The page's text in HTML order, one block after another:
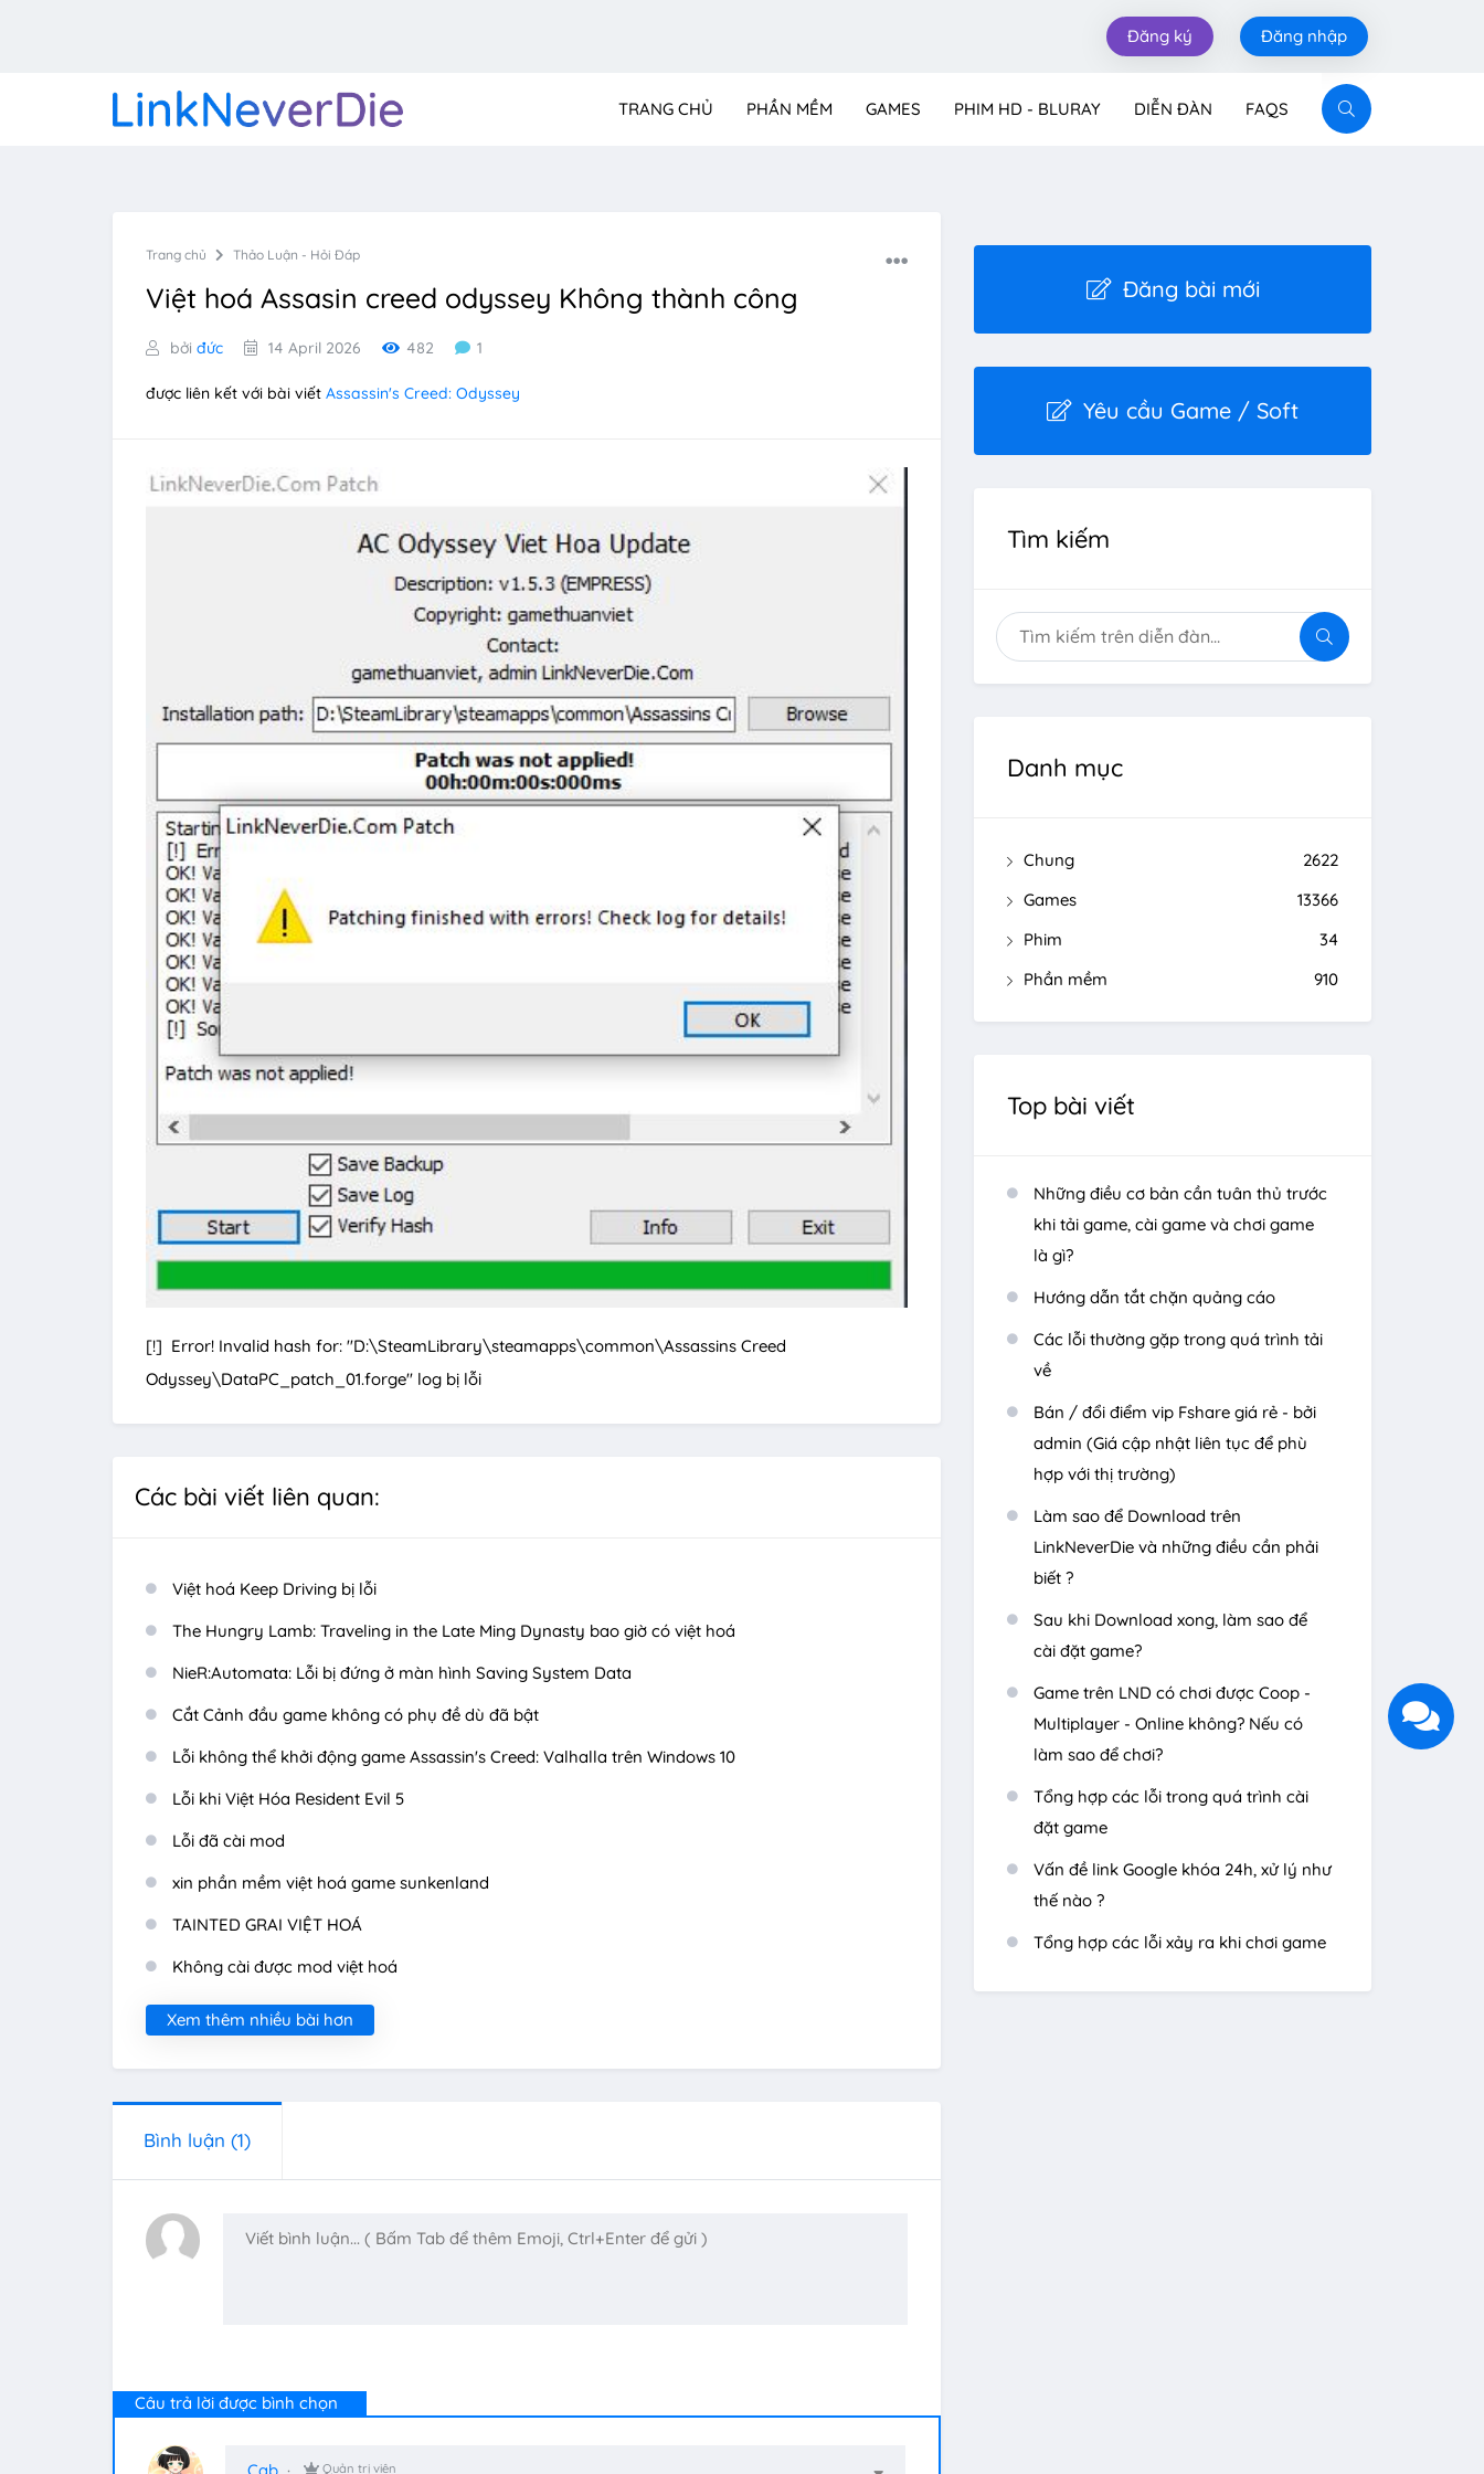
Đăng ký Đăng nhập
TRANG CHỦ PHẦN MỀM GAMES PHIM HD - BLURAY DIỄN ĐÀN FAQS
Trang chủ Thảo Luận - Hỏi Đáp
Việt hoá Assasin creed odyssey Không thành công
bởi đức 14 April 2026 482 1
được liên kết với bài viết Assassin's Creed: Odyssey
[!] Error! Invalid hash for: "D:\SteamLibrary\steamapps\common\Assassins Creed
Odyssey\DataPC_patch_01.forge" log bị lỗi
Các bài viết liên quan:
Việt hoá Keep Driving bị lỗi
The Hungry Lamb: Traveling in the Late Ming Dynasty bao giờ có việt hoá
NieR:Automata: Lỗi bị đứng ở màn hình Saving System Data
Cắt Cảnh đầu game không có phụ đề dù đã bật
Lỗi không thể khởi động game Assassin's Creed: Valhalla trên Windows 10
Lỗi khi Việt Hóa Resident Evil 5
Lỗi đã cài mod
xin phần mềm việt hoá game sunkenland
TAINTED GRAI VIỆT HOÁ
Không cài được mod việt hoá
Xem thêm nhiều bài hơn
Bình luận (1)
Câu trả lời được bình chọn
Cab Quản trị viên
Đăng bài mới
Yêu cầu Game / Soft
Tìm kiếm
Danh mục
Chung
2622
Games
13366
Phim
34
Phần mềm
910
Top bài viết
Những điều cơ bản cần tuân thủ trước
khi tải game, cài game và chơi game
là gì?
Hướng dẫn tắt chặn quảng cáo
Các lỗi thường gặp trong quá trình tải
về
Bán / đổi điểm vip Fshare giá rẻ - bởi
admin (Giá cập nhật liên tục để phù
hợp với thị trường)
Làm sao để Download trên
LinkNeverDie và những điều cần phải
biết ?
Sau khi Download xong, làm sao để
cài đặt game?
Game trên LND có chơi được Coop -
Multiplayer - Online không? Nếu có
làm sao để chơi?
Tổng hợp các lỗi trong quá trình cài
đặt game
Vấn đề link Google khóa 24h, xử lý như
thế nào ?
Tổng hợp các lỗi xảy ra khi chơi game